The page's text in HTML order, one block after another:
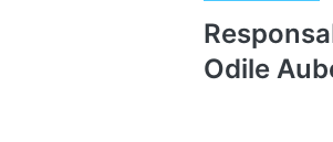
Odile